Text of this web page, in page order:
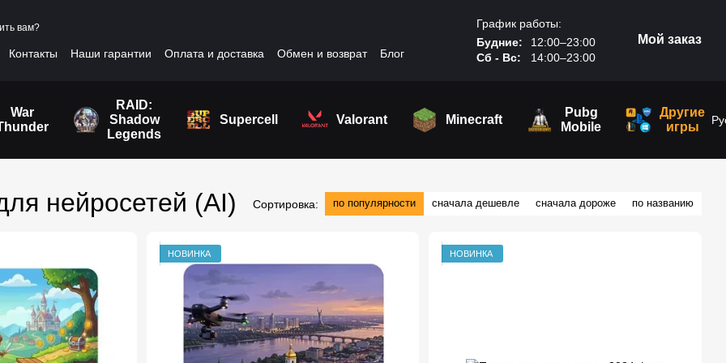
вам?
Контакты Наши гарантии Оплата и доставка Обмен и возврат
Блог
График работы:
Будние:
12:00–23:00
Сб - Вс:
14:00–23:00
Мой заказ
War
RAID:
Shadow
Legends
Supercell Valorant Minecraft
Pubg
Mobile
Другие
игры
нейросетей (AI) Сортировка: по популярности сначала дешевле сначала дороже по названию
НОВИНКА НОВИНКА